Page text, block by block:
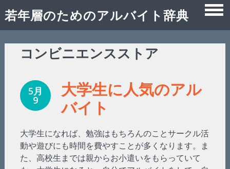
若年層のためのアルバイト辞典
コンビニエンスストア
5月
9
大学生に人気のアル
バイト
大学生になれば、勉強はもちろんのことサークル活
動や遊びにも時間を費やすことが多くなります。ま
た、高校生までは親からお小遣いをもらっていて